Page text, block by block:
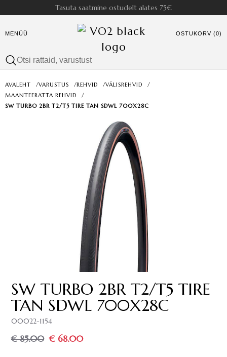
Tasuta saatmine ostudelt alates 75€
MENÜÜ OSTUKORV (0)
AVALEHT /VARUSTUS /REHVID /VÄLISREHVID
/
MAANTEERATTA REHVID
/
SW TURBO 2BR T2/T5 TIRE TAN SDWL 700X28C
SW TURBO 2BR T2/T5 TIRE
TAN SDWL 700X28C
00022-1154
€ 68.00
€ 85.00